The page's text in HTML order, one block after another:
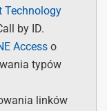
Technology
by ID.
Access o
typów
linków